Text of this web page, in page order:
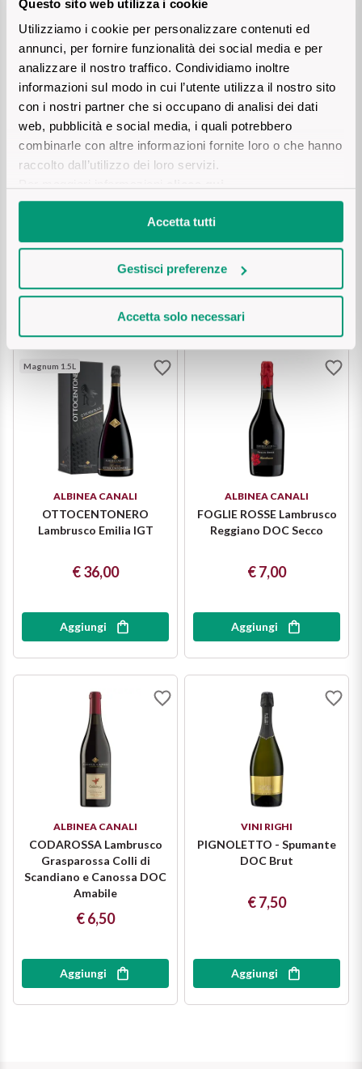
Questo sito web utilizza i cookie
Utilizziamo i cookie per personalizzare contenuti ed
annunci, per fornire funzionalità dei social media e per
analizzare il nostro traffico. Condividiamo inoltre
informazioni sul modo in cui l’utente utilizza il nostro sito
con i nostri partner che si occupano di analisi dei dati
web, pubblicità e social media, i quali potrebbero
combinarle con altre informazioni fornite loro o che hanno
raccolto dall’utilizzo dei loro servizi.
Accetta tutti
Gestisci preferenze
Accetta solo necessari
Scopri di più
Vini Siciliani
Vini Toscani
Vini Trentini
Vini Umbri
Vini Bordeaux
Vedi tutti
CA' BIANCA
€ 8,40
Aggiungi
Lambrusco Emilia IGT
€ 7,50
Aggiungi
ALBINEA CANALI
OTTOCENTONERO
Lambrusco Emilia IGT
€ 36,00
Aggiungi
Magnum 1.5L
ALBINEA CANALI
FOGLIE ROSSE Lambrusco
Reggiano DOC Secco
€ 7,00
Aggiungi
ALBINEA CANALI
CODAROSSA Lambrusco
Grasparossa Colli di
Scandiano e Canossa DOC
Amabile
€ 6,50
Aggiungi
VINI RIGHI
PIGNOLETTO - Spumante
DOC Brut
€ 7,50
Aggiungi